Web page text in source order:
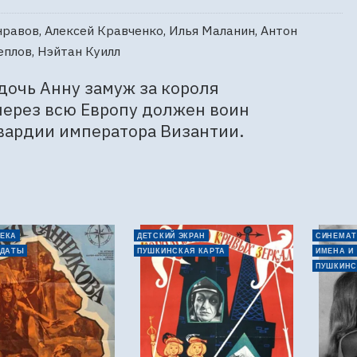
Алексей Кравченко, Илья Маланин, Антон
Нэйтан Куилл
Анну замуж за короля
всю Европу должен воин
императора Византии.
ДЕТСКИЙ ЭКРАН
ПУШКИНСКАЯ КАРТА
ИМЕНА И